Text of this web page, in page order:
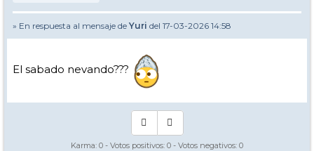
» En respuesta al mensaje de Yuri del 17-03-2026 14:58
El sabado nevando???
Karma: 0 - Votos positivos: 0 - Votos negativos: 0